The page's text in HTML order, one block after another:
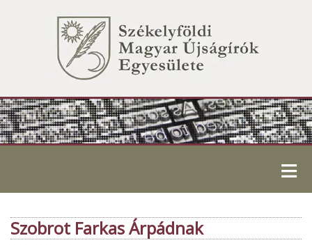
≡
Szobrot Farkas Árpádnak